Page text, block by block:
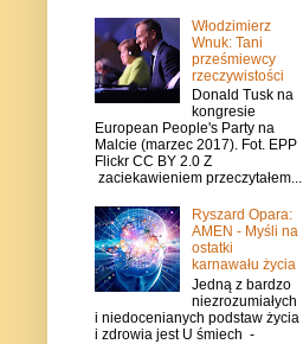
Włodzimierz
Wnuk: Tani
prześmiewcy
rzeczywistości
Donald Tusk na
kongresie
European People's Party na
Malcie (marzec 2017). Fot. EPP
Flickr CC BY 2.0 Z
zaciekawieniem przeczytałem...
Ryszard Opara:
AMEN - Myśli na
ostatki
karnawału życia
Jedną z bardzo
niezrozumiałych
i niedocenianych podstaw życia
i zdrowia jest U śmiech -